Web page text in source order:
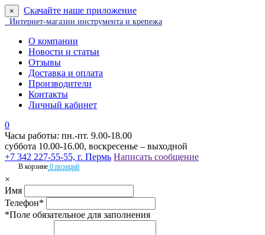
× Скачайте наше приложение
Интернет-магазин инструмента и крепежа
О компании
Новости и статьи
Отзывы
Доставка и оплата
Производители
Контакты
Личный кабинет
0
Часы работы: пн.-пт. 9.00-18.00
суббота 10.00-16.00, воскресенье – выходной
+7 342 227-55-55, г. Пермь Написать сообщение
В корзине 0 позиций
×
Имя
Телефон*
*Поле обязательное для заполнения